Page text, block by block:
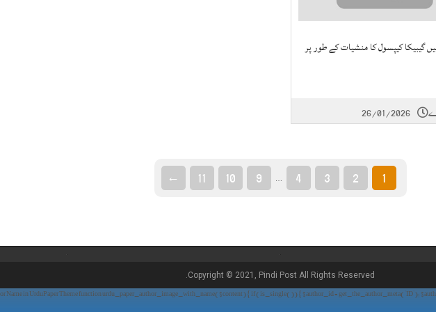
گیبیکا کیپسول کا منشیات کے طور پر
26/01/2026
1
2
3
4
9
10
11
←
Copyright © 2021, Pindi Post All Rights Reserved.